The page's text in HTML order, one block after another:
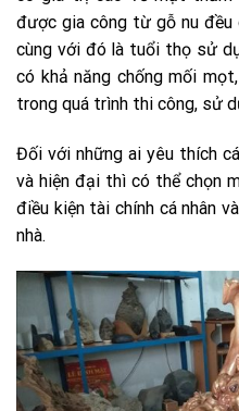
được gia công từ gỗ nu
cùng với đó là tuổi thọ sử
có khả năng chống mối
trong quá trình thi công, sử
Đối với những ai yêu thích
và hiện đại thì có thể chọn
điều kiện tài chính cá nhân
nhà.